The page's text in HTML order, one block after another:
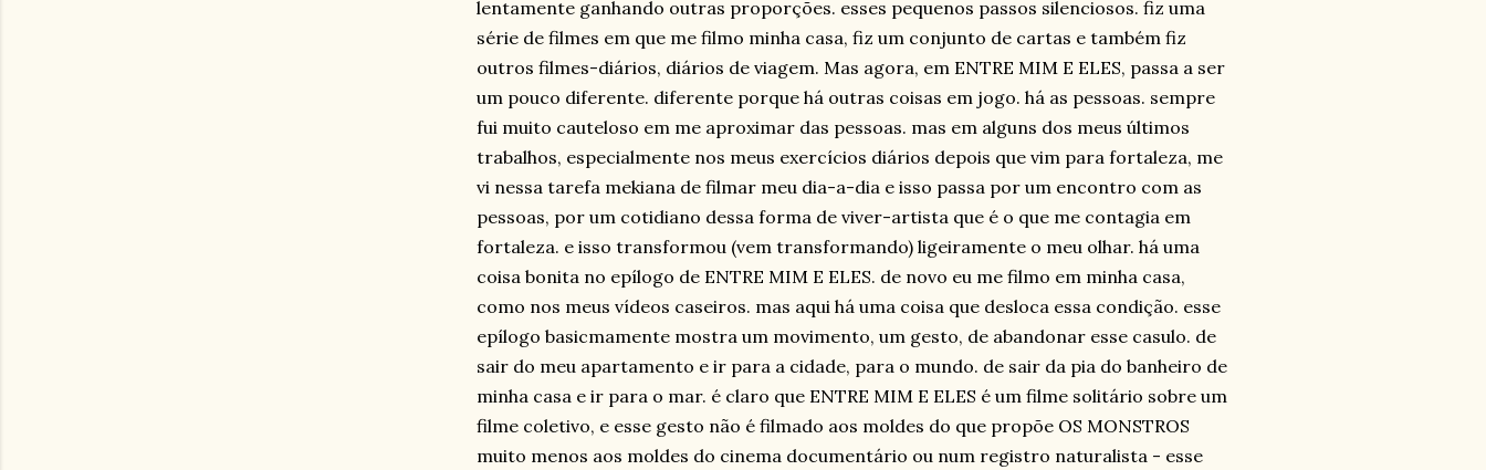
lentamente ganhando outras proporções. esses pequenos passos silenciosos. fiz uma
série de filmes em que me filmo minha casa, fiz um conjunto de cartas e também fiz
outros filmes-diários, diários de viagem. Mas agora, em ENTRE MIM E ELES, passa a ser
um pouco diferente. diferente porque há outras coisas em jogo. há as pessoas. sempre
fui muito cauteloso em me aproximar das pessoas. mas em alguns dos meus últimos
trabalhos, especialmente nos meus exercícios diários depois que vim para fortaleza, me
vi nessa tarefa mekiana de filmar meu dia-a-dia e isso passa por um encontro com as
pessoas, por um cotidiano dessa forma de viver-artista que é o que me contagia em
fortaleza. e isso transformou (vem transformando) ligeiramente o meu olhar. há uma
coisa bonita no epílogo de ENTRE MIM E ELES. de novo eu me filmo em minha casa,
como nos meus vídeos caseiros. mas aqui há uma coisa que desloca essa condição. esse
epílogo basicmamente mostra um movimento, um gesto, de abandonar esse casulo. de
sair do meu apartamento e ir para a cidade, para o mundo. de sair da pia do banheiro de
minha casa e ir para o mar. é claro que ENTRE MIM E ELES é um filme solitário sobre um
filme coletivo, e esse gesto não é filmado aos moldes do que propõe OS MONSTROS
muito menos aos moldes do cinema documentário ou num registro naturalista - esse